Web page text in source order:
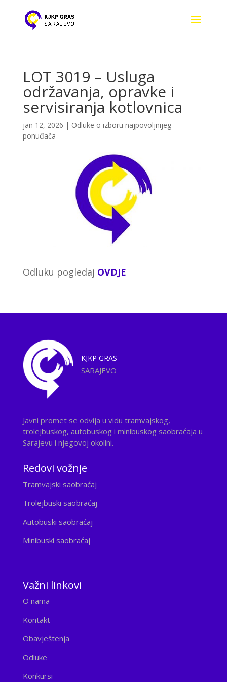
LOT 3019 – Usluga
održavanja, opravke i
servisiranja kotlovnica
jan 12, 2026 | Odluke o izboru najpovoljnijeg
ponuđača
Odluku pogledaj OVDJE
KJKP GRAS
SARAJEVO
Javni promet se odvija u vidu tramvajskog,
trolejbuskog, autobuskog i minibuskog saobraćaja u
Sarajevu i njegovoj okolini.
Redovi vožnje
Tramvajski saobraćaj
Trolejbuski saobraćaj
Autobuski saobraćaj
Minibuski saobraćaj
Važni linkovi
O nama
Kontakt
Obavještenja
Odluke
Konkursi